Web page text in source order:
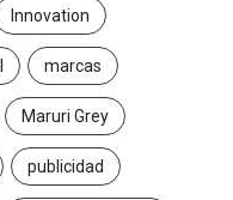
Innovation
marcas
Maruri Grey
publicidad